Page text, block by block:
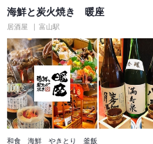
海鮮と炭火焼き 暖座
居酒屋 富山駅
和食 海鮮 やきとり 釜飯